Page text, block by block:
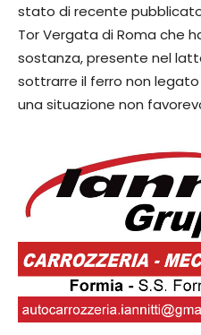
stato di recente
Tor Vergata di Roma che
sostanza, presente nel
sottrarre il ferro non
una situazione non